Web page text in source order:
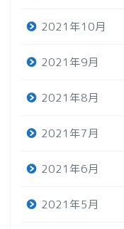
2021年10月
2021年9月
2021年8月
2021年7月
2021年6月
2021年5月